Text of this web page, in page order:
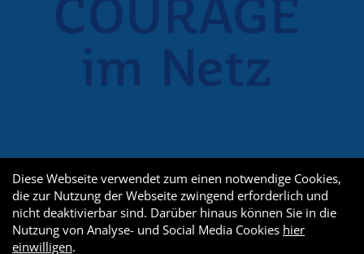
Diese Webseite verwendet zum einen notwendige Cookies,
die zur Nutzung der Webseite zwingend erforderlich und
nicht deaktivierbar sind. Darüber hinaus können Sie in die
Nutzung von Analyse- und Social Media Cookies hier
einwilligen.